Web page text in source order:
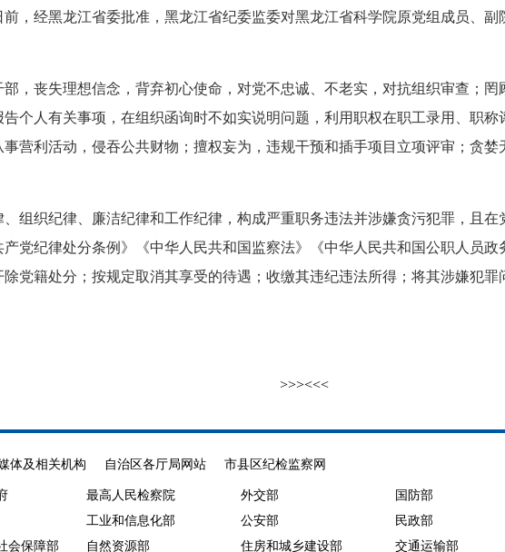
经黑龙江省委批准，黑龙江省纪委监委对黑龙江省科学院原党组成员、副
丧失理想信念，背弃初心使命，对党不忠诚、不老实，对抗组织审查；罔
个人有关事项，在组织函询时不如实说明问题，利用职权在职工录用、职
营利活动，侵吞公共财物；擅权妄为，违规干预和插手项目立项评审；贪
织纪律、廉洁纪律和工作纪律，构成严重职务违法并涉嫌贪污犯罪，且在
党纪律处分条例》《中华人民共和国监察法》《中华人民共和国公职人员
党籍处分；按规定取消其享受的待遇；收缴其违纪违法所得；将其涉嫌犯
>>><<<
体及相关机构 自治区各厅局网站 市县区纪检监察网
最高人民检察院 外交部 国防部
工业和信息化部 公安部 民政部
会保障部 自然资源部 住房和城乡建设部 交通运输部